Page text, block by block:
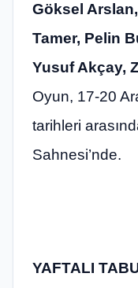
Göksel
Tamer, Pelin
Yusuf Akçay,
Oyun, 17-20
tarihleri
Sahnesi’nde.
YAFTALI